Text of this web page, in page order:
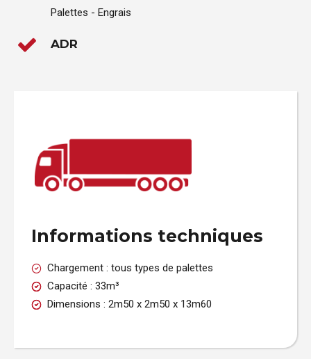
Palettes - Engrais
ADR
Informations techniques
Chargement : tous types de palettes
Capacité : 33m³
Dimensions : 2m50 x 2m50 x 13m60